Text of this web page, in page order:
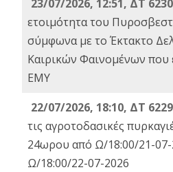
23/07/2026, 12:51, ΔΤ
ετοιμότητα του
σύμφωνα με το Έκτακτο
Καιρικών Φαινομένων που
ΕΜΥ
22/07/2026, 18:10, ΔΤ
τις αγροτοδασικές
24ωρου από Ω/18:00/21-
Ω/18:00/22-07-2026